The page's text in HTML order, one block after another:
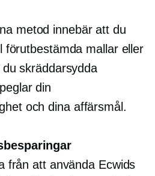
metod innebär att du
förutbestämda mallar eller
skräddarsydda
din
och dina affärsmål.
från att använda Ecwids